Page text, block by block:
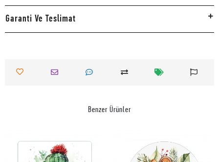
Garanti Ve Teslimat
Benzer Ürünler